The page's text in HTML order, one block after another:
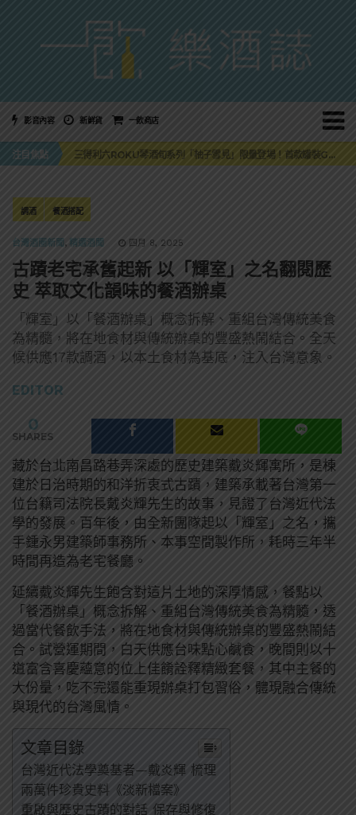
影音內容 新鮮貨 一飲商店
注目焦點
萬眾敲碗如期回歸！SUNMAI金色三麥3度攜手花蓮瓜農品牌「阿強西瓜」
三得利六ROKU琴酒旬系列「柚子雪見」限量登場！首款罐裝GIN SODA 10月同步上市
美國正式恢復蘇格蘭威士忌零關稅！烈酒產業再次迎來重磅利多
調酒 餐酒搭配
台灣酒圈新聞 , 精選酒聞 四月 8, 2025
古蹟老宅承舊起新 以「輝室」之名翻閱歷
史 萃取文化韻味的餐酒辦桌
「輝室」以「餐酒辦桌」概念拆解、重組台灣傳統美食
為精髓，將在地食材與傳統辦桌的豐盛熱鬧結合。全天
候供應17款調酒，以本土食材為基底，注入台灣意象。
EDITOR
0
SHARES
藏於台北南昌路巷弄深處的歷史建築戴炎輝寓所，是棟
建於日治時期的和洋折衷式古蹟，建築承載著台灣第一
位台籍司法院長戴炎輝先生的故事，見證了台灣近代法
學的發展。百年後，由全新團隊起以「輝室」之名，攜
手鍾永男建築師事務所、本事空間製作所，耗時三年半
時間再造為老宅餐廳。
延續戴炎輝先生飽含對這片土地的深厚情感，餐點以
「餐酒辦桌」概念拆解、重組台灣傳統美食為精髓，透
過當代餐飲手法，將在地食材與傳統辦桌的豐盛熱鬧結
合。試營運期間，白天供應台味點心鹹食，晚間則以十
道富含喜慶蘊意的位上佳餚詮釋精緻套餐，其中主餐的
大份量，吃不完還能重現辦桌打包習俗，體現融合傳統
與現代的台灣風情。
文章目錄
台灣近代法學奠基者—戴炎輝 梳理
兩萬件珍貴史料《淡新檔案》
重啟與歷史古蹟的對話 保存與修復